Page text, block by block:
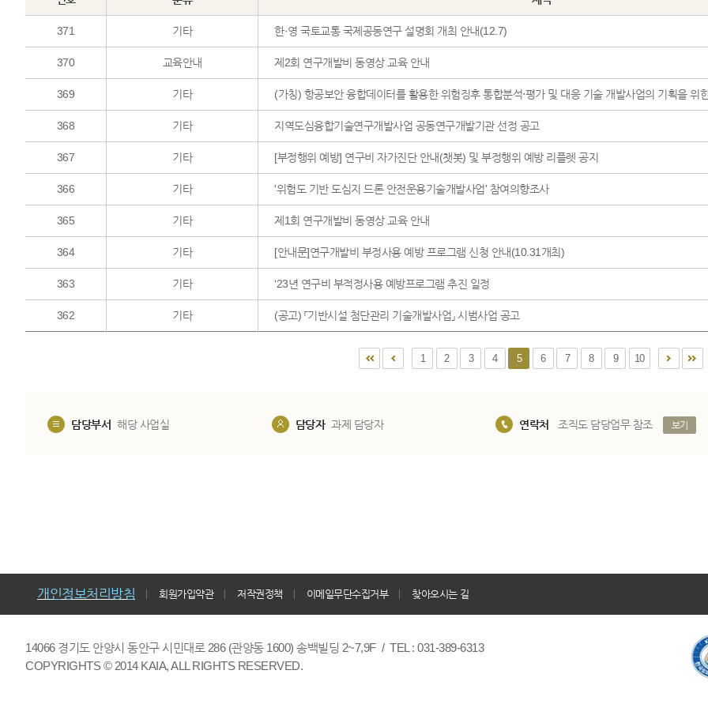
371 기타 한·영 국토교통 국제공동연구 설명회 개최 안내(12.7)
370 교육안내 제2회 연구개발비 동영상 교육 안내
369 기타 (가칭) 항공보안 융합데이터를 활용한 위험징후 통합분석⋅평가 및
368 기타 지역도심융합기술연구개발사업 공동연구개발기관 선정 공고
367 기타 [부정행위 예방] 연구비 자가진단 안내(챗봇) 및 부정행위 예방 리플렛 공지
366 기타 '위험도 기반 도심지 드론 안전운용기술개발사업' 참여의향조사
365 기타 제1회 연구개발비 동영상 교육 안내
364 기타 [안내문]연구개발비 부정사용 예방 프로그램 신청 안내(10.31개최)
363 기타 ‘23년 연구비 부적정사용 예방프로그램 추진 일정
362 기타 (공고) 「기반시설 첨단관리 기술개발사업」 시범사업 공고
1 2 3 4 5 6 7 8 9 10
담당부서 해당 사업실 담당자 과제 담당자 연락처 조직도 담당업무 참조 보기
개인정보처리방침 회원가입약관 저작권정책 이메일무단수집거부 찾아오시는 길
14066 경기도 안양시 동안구 시민대로 286 (관양동 1600) 송백빌딩 2~7,9F / TEL : 031-389-6313
COPYRIGHTS © 2014 KAIA, ALL RIGHTS RESERVED.